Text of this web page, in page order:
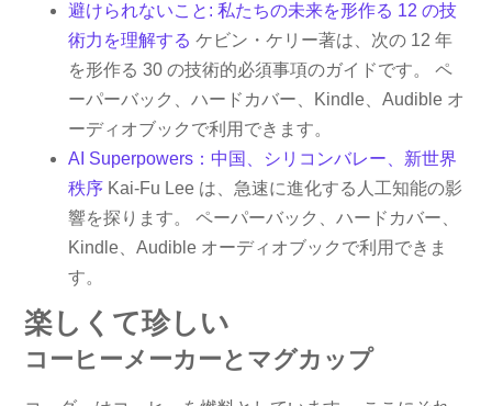
避けられないこと: 私たちの未来を形作る 12 の技
術力を理解する ケビン・ケリー著は、次の 12 年
を形作る 30 の技術的必須事項のガイドです。 ペ
ーパーバック、ハードカバー、Kindle、Audible オ
ーディオブックで利用できます。
AI Superpowers：中国、シリコンバレー、新世界
秩序 Kai-Fu Lee は、急速に進化する人工知能の影
響を探ります。 ペーパーバック、ハードカバー、
Kindle、Audible オーディオブックで利用できま
す。
楽しくて珍しい
コーヒーメーカーとマグカップ